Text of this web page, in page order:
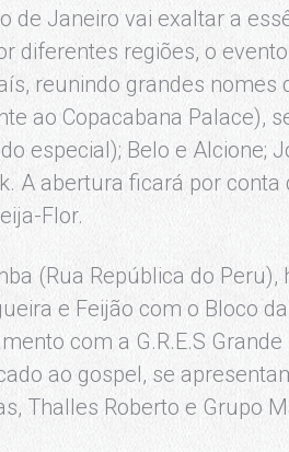
de Janeiro vai exaltar a
diferentes regiões, o
reunindo grandes nomes
ao Copacabana Palace),
especial); Belo e Alcione;
A abertura ficará por conta
Flor.
(Rua República do Peru),
e Feijão com o Bloco
com a G.R.E.S Grande
ao gospel, se
Thalles Roberto e Grupo